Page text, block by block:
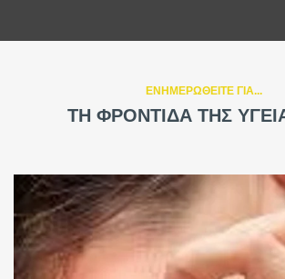
ΕΝΗΜΕΡΩΘΕΙΤΕ ΓΙΑ...
ΤΗ ΦΡΟΝΤΙΔΑ ΤΗΣ